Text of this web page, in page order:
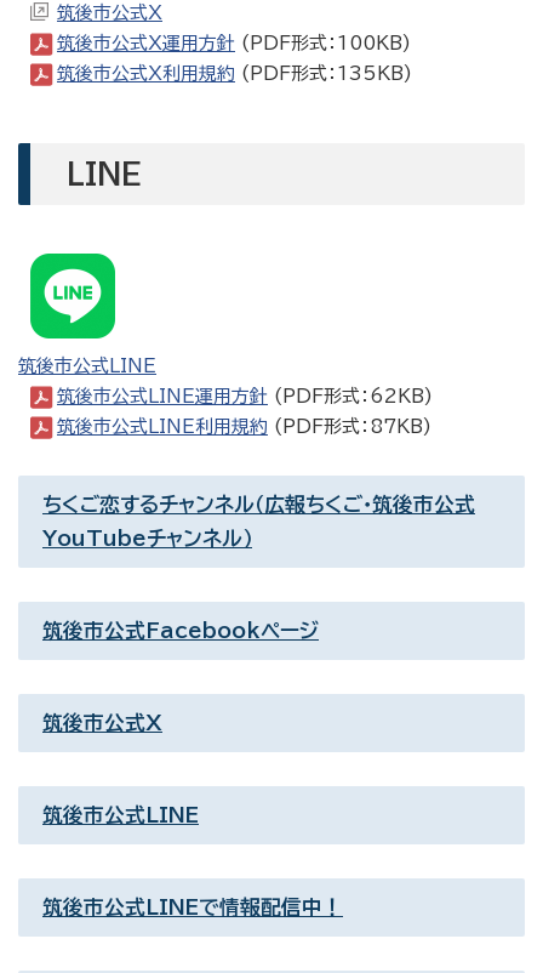
筑後市公式X
筑後市公式X運用方針 (PDF形式：100KB)
筑後市公式X利用規約 (PDF形式：135KB)
LINE
筑後市公式LINE
筑後市公式LINE運用方針 (PDF形式：62KB)
筑後市公式LINE利用規約 (PDF形式：87KB)
ちくご恋するチャンネル（広報ちくご・筑後市公式
YouTubeチャンネル）
筑後市公式Facebookページ
筑後市公式X
筑後市公式LINE
筑後市公式LINEで情報配信中！